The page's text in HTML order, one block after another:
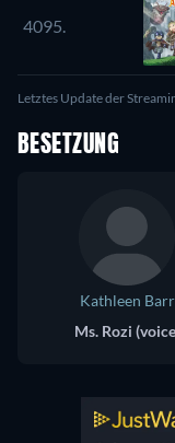
4095.
Letztes Update der
BESETZUNG
Kathleen Barr
Ms. Rozi